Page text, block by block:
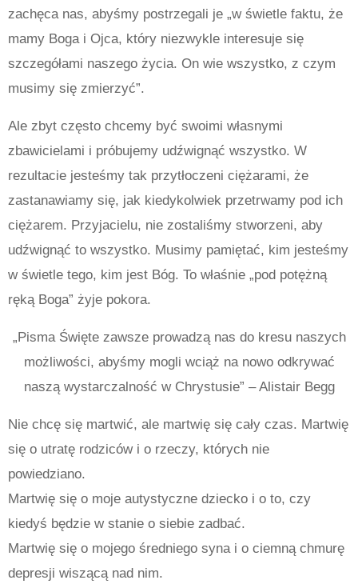
zachęca nas, abyśmy postrzegali je „w świetle faktu, że
mamy Boga i Ojca, który niezwykle interesuje się
szczegółami naszego życia. On wie wszystko, z czym
musimy się zmierzyć”.
Ale zbyt często chcemy być swoimi własnymi
zbawicielami i próbujemy udźwignąć wszystko. W
rezultacie jesteśmy tak przytłoczeni ciężarami, że
zastanawiamy się, jak kiedykolwiek przetrwamy pod ich
ciężarem. Przyjacielu, nie zostaliśmy stworzeni, aby
udźwignąć to wszystko. Musimy pamiętać, kim jesteśmy
w świetle tego, kim jest Bóg. To właśnie „pod potężną
ręką Boga” żyje pokora.
„Pisma Święte zawsze prowadzą nas do kresu naszych
możliwości, abyśmy mogli wciąż na nowo odkrywać
naszą wystarczalność w Chrystusie” – Alistair Begg
Nie chcę się martwić, ale martwię się cały czas. Martwię
się o utratę rodziców i o rzeczy, których nie
powiedziano.
Martwię się o moje autystyczne dziecko i o to, czy
kiedyś będzie w stanie o siebie zadbać.
Martwię się o mojego średniego syna i o ciemną chmurę
depresji wiszącą nad nim.